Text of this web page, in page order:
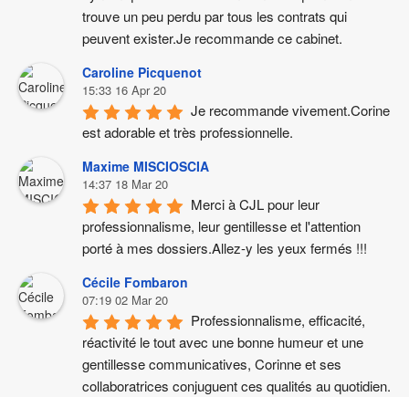
trouve un peu perdu par tous les contrats qui
peuvent exister.Je recommande ce cabinet.
Caroline Picquenot
15:33 16 Apr 20
Je recommande vivement.Corine
est adorable et très professionnelle.
Maxime MISCIOSCIA
14:37 18 Mar 20
Merci à CJL pour leur
professionnalisme, leur gentillesse et l'attention
porté à mes dossiers.Allez-y les yeux fermés !!!
Cécile Fombaron
07:19 02 Mar 20
Professionnalisme, efficacité,
réactivité le tout avec une bonne humeur et une
gentillesse communicatives, Corinne et ses
collaboratrices conjuguent ces qualités au quotidien.